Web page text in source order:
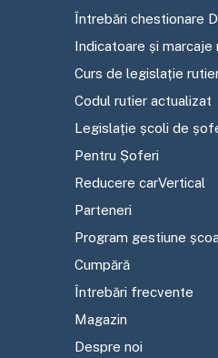
Întrebări chestionare
Indicatoare și marcaje
Curs de legislație
Codul rutier actualizat
Legislație școli de
Pentru Șoferi
Reducere carVertical
Parteneri
Program gestiune
Cumpără
Întrebări frecvente
Magazin
Despre noi